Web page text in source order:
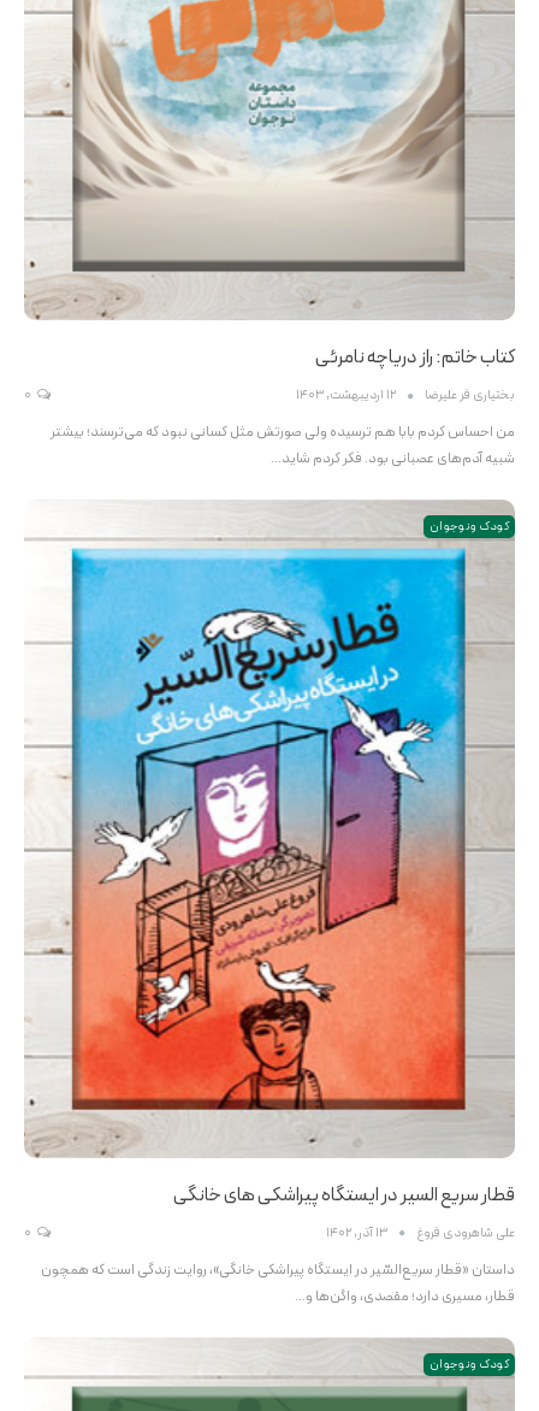
کتاب خاتم: راز دریاچه نامرئی
بختیاری فر علیرضا 12 اردیبهشت, 1403
من احساس کردم بابا هم ترسیده ولی صورتش مثل کسانی نبود که می‌ترسند؛ بیشتر
شبیه آدم‌های عصبانی بود. فکر کردم شاید…
کودک و نوجوان
قطار سریع السیر در ایستگاه پیراشکی های خانگی
علی شاهرودی فروغ 13 آذر, 1402
داستان «قطار سریع‌السّیر در ایستگاه پیراشکی خانگی»، روایت زندگی است که همچون
قطار، مسیری دارد؛ مقصدی، واگن‌ها و…
کودک و نوجوان